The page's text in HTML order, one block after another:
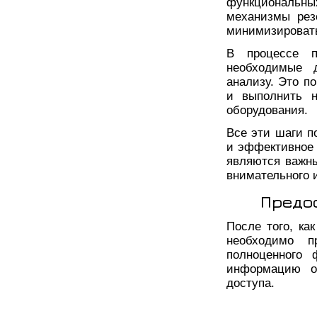
механизмы
В процессе
необходимые
анализу. Это
и выполнить
оборудования.
Все эти шаги
и эффективное
являются
внимательного
После того,
необходимо
информацию
доступа.